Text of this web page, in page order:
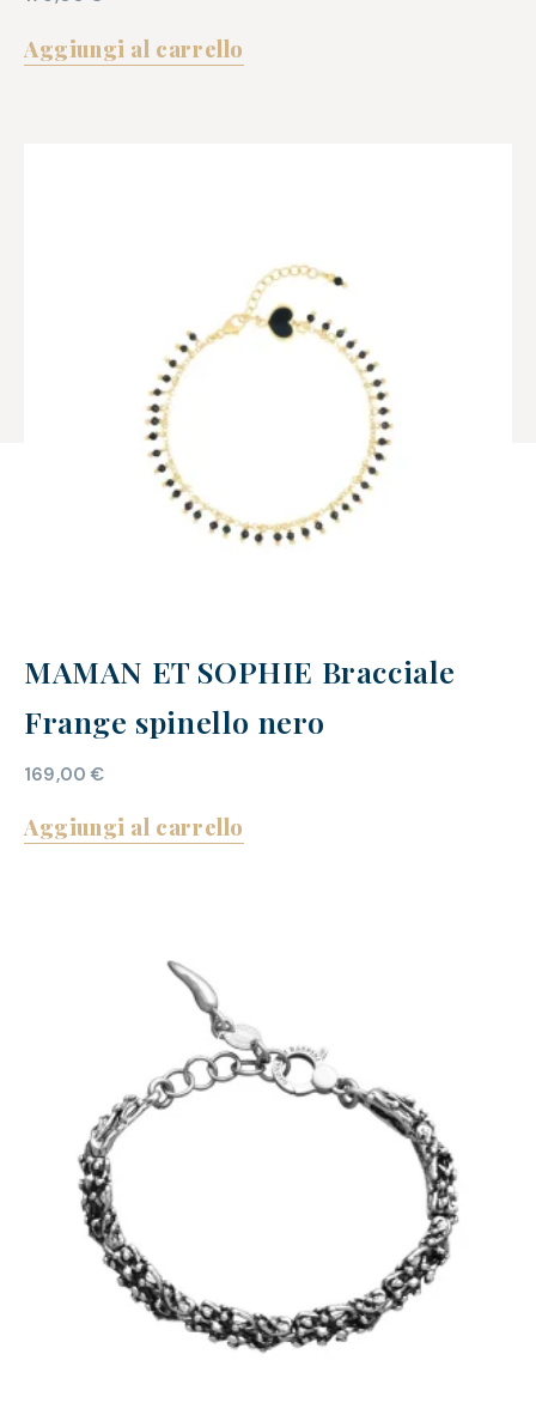
Aggiungi al carrello
MAMAN ET SOPHIE Bracciale
Frange spinello nero
169,00€
Aggiungi al carrello